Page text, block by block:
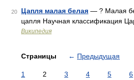
20 Цапля малая белая — ? Малая
цапля Научная классификация
Википедия
Страницы ← Предыдущая
1 2 3 4 5 6